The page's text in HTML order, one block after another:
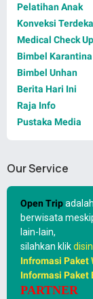
Pelatihan Anak
Konveksi
Medical Check
Bimbel Karantina
Bimbel Unhan
Berita Hari Ini
Raja Info
Pustaka Media
Our Service
Open Trip
berwisata
lain-lain,
silahkan klik
Infromasi Paket
Informasi Paket
PARTNER